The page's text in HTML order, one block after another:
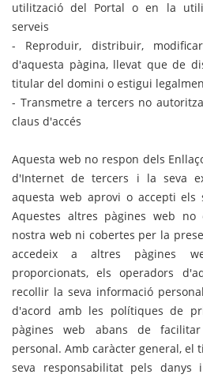
utilització del Portal o en la
serveis
- Reproduir, distribuir,
d'aquesta pàgina, llevat que de
titular del domini o estigui
- Transmetre a tercers no
claus d'accés
Aquesta web no respon dels
d'Internet de tercers i la seva
aquesta web aprovi o accepti els
Aquestes altres pàgines web
nostra web ni cobertes per la
accedeix a altres pàgines
proporcionats, els operadors
recollir la seva informació
d'acord amb les polítiques de
pàgines web abans de
personal. Amb caràcter general, el
seva responsabilitat pels danys